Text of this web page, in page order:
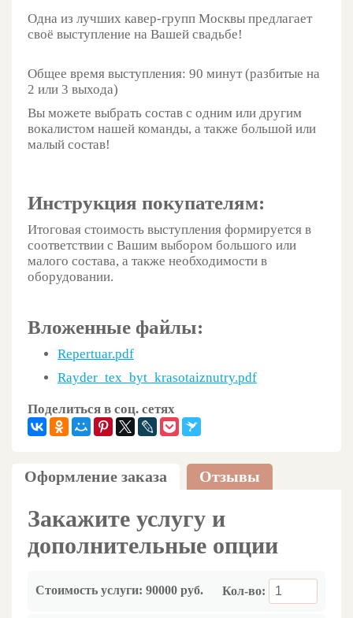
Одна из лучших кавер-групп Москвы предлагает
своё выступление на Вашей свадьбе!
Общее время выступления: 90 минут (разбитые на
2 или 3 выхода)
Вы можете выбрать состав с одним или другим
вокалистом нашей команды, а также большой или
малый состав!
Инструкция покупателям:
Итоговая стоимость выступления формируется в
соответствии с Вашим выбором большого или
малого состава, а также необходимости в
оборудовании.
Вложенные файлы:
Repertuar.pdf
Rayder_tex_byt_krasotaiznutry.pdf
Поделиться в соц. сетях
Оформление заказа Отзывы
Закажите услугу и
дополнительные опции
Стоимость услуги: 90000 руб. Кол-во: